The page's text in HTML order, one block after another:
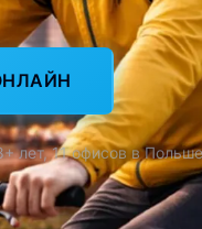
лет, 11 офисов в Польше